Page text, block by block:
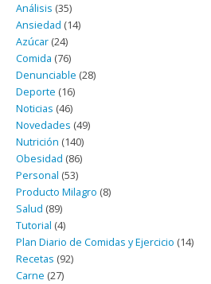
Análisis (35)
Ansiedad (14)
Azúcar (24)
Comida (76)
Denunciable (28)
Deporte (16)
Noticias (46)
Novedades (49)
Nutrición (140)
Obesidad (86)
Personal (53)
Producto Milagro (8)
Salud (89)
Tutorial (4)
Plan Diario de Comidas y Ejercicio (14)
Recetas (92)
Carne (27)